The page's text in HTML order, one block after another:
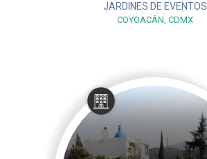
JARDINES DE EVENTOS
COYOACÁN, CDMX